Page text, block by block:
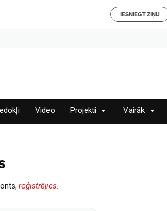
IESNIEGT ZIŅU
Video Projekti Vairāk
reģistrējies.